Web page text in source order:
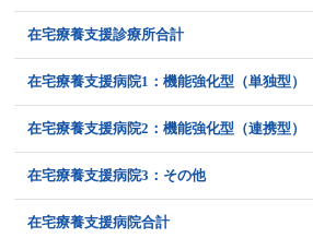
在宅療養支援診療所合計
在宅療養支援病院1：機能強化型（単独型）
在宅療養支援病院2：機能強化型（連携型）
在宅療養支援病院3：その他
在宅療養支援病院合計